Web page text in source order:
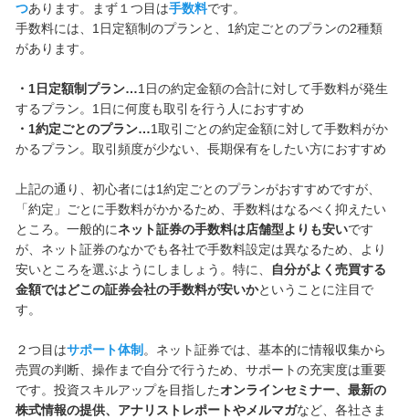
つあります。まず１つ目は手数料です。
手数料には、1日定額制のプランと、1約定ごとのプランの2種類
があります。
・1日定額制プラン…1日の約定金額の合計に対して手数料が発生
するプラン。1日に何度も取引を行う人におすすめ
・1約定ごとのプラン…1取引ごとの約定金額に対して手数料がか
かるプラン。取引頻度が少ない、長期保有をしたい方におすすめ
上記の通り、初心者には1約定ごとのプランがおすすめですが、
「約定」ごとに手数料がかかるため、手数料はなるべく抑えたい
ところ。一般的にネット証券の手数料は店舗型よりも安いです
が、ネット証券のなかでも各社で手数料設定は異なるため、より
安いところを選ぶようにしましょう。特に、
自分がよく売買する
金額ではどこの証券会社の手数料が安いかということに注目で
す。
２つ目はサポート体制 。ネット証券では、基本的に情報収集から
売買の判断、操作まで自分で行うため、サポートの充実度は重要
です。投資スキルアップを目指したオンラインセミナー、最新の
株式情報の提供、アナリストレポートやメルマガなど、各社さま